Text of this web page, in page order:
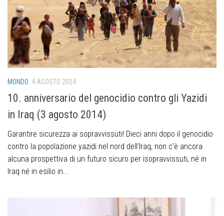
MONDO 4 AGOSTO 2024
10. anniversario del genocidio contro gli Yazidi
in Iraq (3 agosto 2014)
Garantire sicurezza ai sopravvissuti! Dieci anni dopo il genocidio
contro la popolazione yazidi nel nord dell’Iraq, non c’è ancora
alcuna prospettiva di un futuro sicuro per isopravvissuti, né in
Iraq né in esilio in...